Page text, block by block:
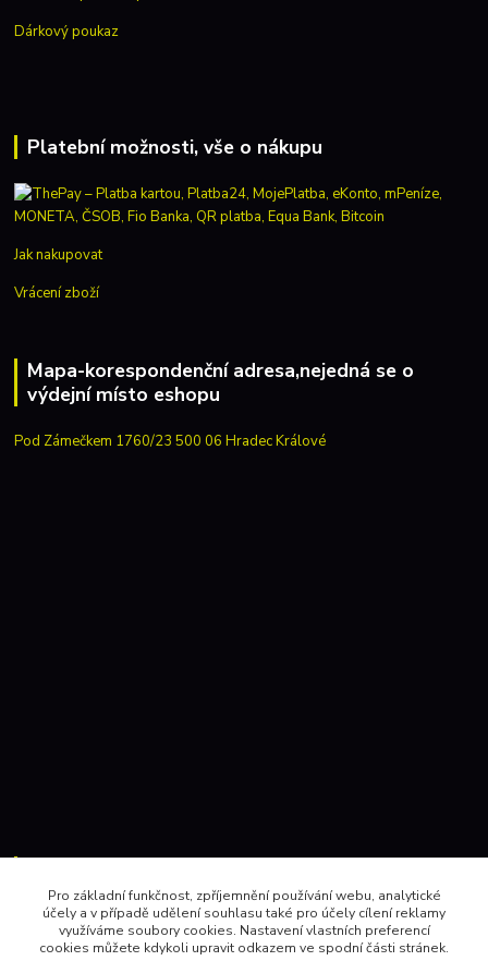
Dárkový poukaz
Platební možnosti, vše o nákupu
Jak nakupovat
Vrácení zboží
Mapa-korespondenční adresa,nejedná se o
výdejní místo eshopu
Pod Zámečkem 1760/23 500 06 Hradec Králové
604 157410 , 602 345528
Pro základní funkčnost, zpříjemnění používání webu, analytické
účely a v případě udělení souhlasu také pro účely cílení reklamy
využíváme soubory cookies. Nastavení vlastních preferencí
cookies můžete kdykoli upravit odkazem ve spodní části stránek.